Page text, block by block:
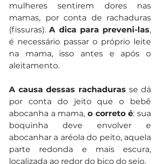
mulheres sentirem dores nas
mamas, por conta de rachaduras
(fissuras). A dica para preveni-las,
é necessário passar o próprio leite
na mama, isso antes e após o
aleitamento.
A causa dessas rachaduras se dá
por conta do jeito que o bebê
abocanha a mama, o correto é: sua
boquinha deve envolver e
abocanhar a aréola do peito, aquela
parte redonda e mais escura,
localizada ao redor do bico do seio.